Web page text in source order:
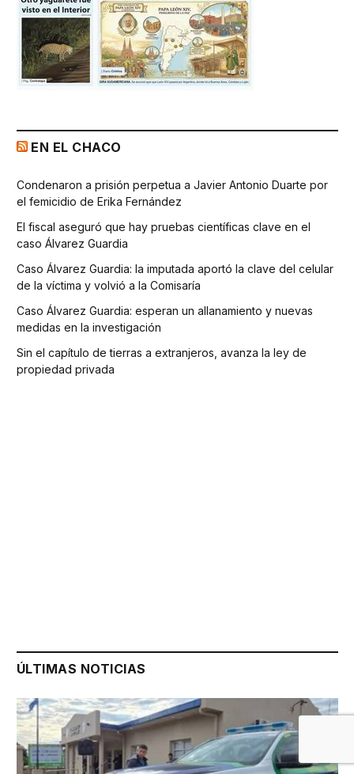
EN EL CHACO
Condenaron a prisión perpetua a Javier Antonio Duarte por
el femicidio de Erika Fernández
El fiscal aseguró que hay pruebas científicas clave en el
caso Álvarez Guardia
Caso Álvarez Guardia: la imputada aportó la clave del celular
de la víctima y volvió a la Comisaría
Caso Álvarez Guardia: esperan un allanamiento y nuevas
medidas en la investigación
Sin el capítulo de tierras a extranjeros, avanza la ley de
propiedad privada
ÚLTIMAS NOTICIAS